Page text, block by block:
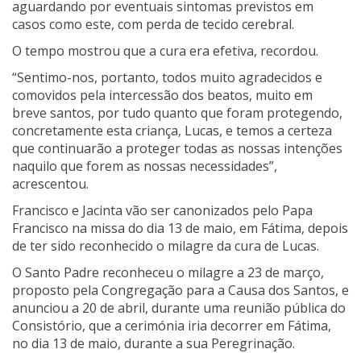
aguardando por eventuais sintomas previstos em
casos como este, com perda de tecido cerebral.
O tempo mostrou que a cura era efetiva, recordou.
“Sentimo-nos, portanto, todos muito agradecidos e
comovidos pela intercessão dos beatos, muito em
breve santos, por tudo quanto que foram protegendo,
concretamente esta criança, Lucas, e temos a certeza
que continuarão a proteger todas as nossas intenções
naquilo que forem as nossas necessidades”,
acrescentou.
Francisco e Jacinta vão ser canonizados pelo Papa
Francisco na missa do dia 13 de maio, em Fátima, depois
de ter sido reconhecido o milagre da cura de Lucas.
O Santo Padre reconheceu o milagre a 23 de março,
proposto pela Congregação para a Causa dos Santos, e
anunciou a 20 de abril, durante uma reunião pública do
Consistório, que a cerimónia iria decorrer em Fátima,
no dia 13 de maio, durante a sua Peregrinação.